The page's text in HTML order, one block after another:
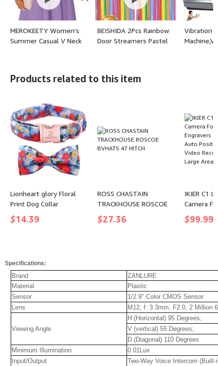
MEROKEETY Women's
Summer Casual V Neck
Purple, size: X-Large)
BEISHIDA 2Pcs Rainbow
Door Streamers Pastel
Party Birthday Stage
Vibration
Home &
Products related to this item
Lionheart glory Floral
Print Dog Collar
Adjustable Soft Dog
Collar with Bowtie, Girl
$14.39
ROSS CHASTAIN
TRACKHOUSE ROSCOE
BVHATS 47 HITCH
$27.36
IKIER C1
Camera
Engravers
Precision
$99.99
Specifications:
Brand
ZANLURE
Material
Plastic
Sensor
1/2.9" Color CMOS Sensor
Lens
M12, f: 3.3mm, F2.0, 2 Million
Viewing Angle
H (Horizontal) 95 Degrees;
V (vertical) 55 Degrees;
D (Diagonal) 110 Degrees
Minimum Illumination
0.01Lux
Input/Output
Two-Way Voice Intercom